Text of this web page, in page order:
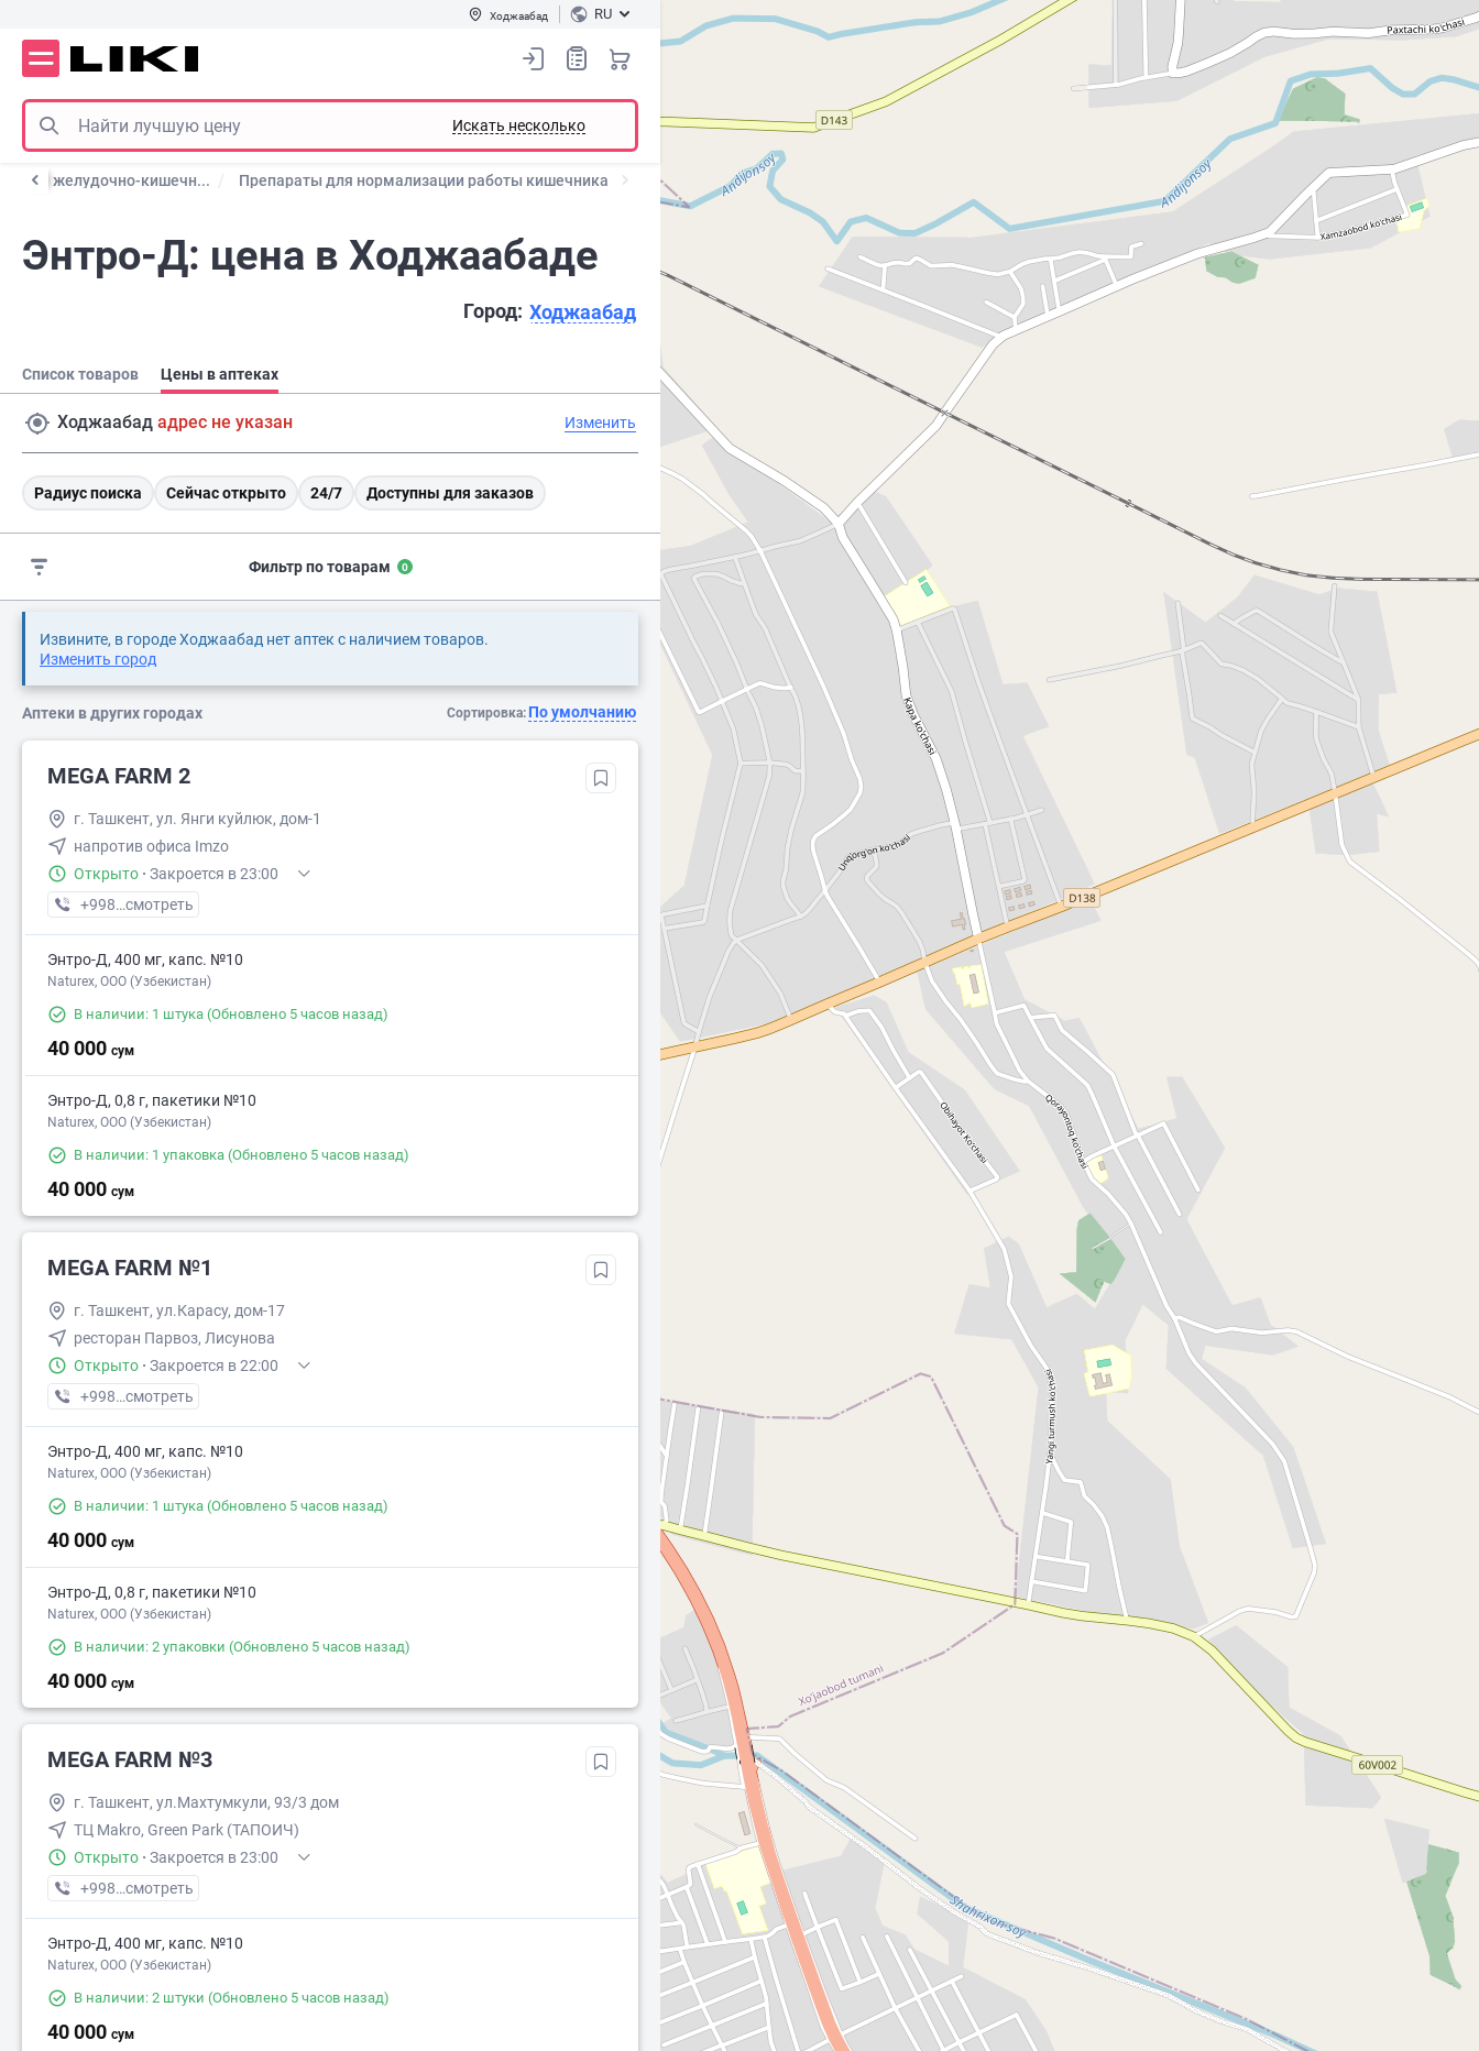
Ходжаабад RU
Искать несколько
желудочно-кишечн... Препараты для нормализации работы кишечника
Энтро-Д: цена в Ходжаабаде
Город: Ходжаабад
Список товаров Цены в аптеках
Ходжаабад адрес не указан Изменить
Радиус поиска Сейчас открыто 24/7 Доступны для заказов
Фильтр по товарам 0
Извините, в городе Ходжаабад нет аптек с наличием товаров.
Изменить город
Аптеки в других городах Сортировка: По умолчанию
MEGA FARM 2
г. Ташкент, ул. Янги куйлюк, дом-1
напротив офиса Imzo
Открыто · Закроется в 23:00
+998 (71) XXX-XX-XX
смотреть
Энтро-Д, 400 мг, капс. №10
Naturex, OOO (Узбекистан)
В наличии: 1 штука (Обновлено 5 часов назад)
40 000 сум
Энтро-Д, 0,8 г, пакетики №10
Naturex, OOO (Узбекистан)
В наличии: 1 упаковка (Обновлено 5 часов назад)
40 000 сум
MEGA FARM №1
г. Ташкент, ул.Карасу, дом-17
ресторан Парвоз, Лисунова
Открыто · Закроется в 22:00
+998 (71) XXX-XX-XX
смотреть
Энтро-Д, 400 мг, капс. №10
Naturex, OOO (Узбекистан)
В наличии: 1 штука (Обновлено 5 часов назад)
40 000 сум
Энтро-Д, 0,8 г, пакетики №10
Naturex, OOO (Узбекистан)
В наличии: 2 упаковки (Обновлено 5 часов назад)
40 000 сум
MEGA FARM №3
г. Ташкент, ул.Махтумкули, 93/3 дом
ТЦ Makro, Green Park (ТАПОИЧ)
Открыто · Закроется в 23:00
+998 (55) XXX-XX-XX
смотреть
Энтро-Д, 400 мг, капс. №10
Naturex, OOO (Узбекистан)
В наличии: 2 штуки (Обновлено 5 часов назад)
40 000 сум